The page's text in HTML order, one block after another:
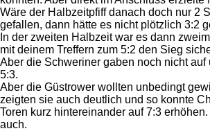
Wäre der Halbzeitpfiff danach doch nur 2
gefallen, dann hätte es nicht plötzlich 3:2
In der zweiten Halbzeit war es dann
mit deinem Treffern zum 5:2 den Sieg
Aber die Schweriner gaben noch nicht auf
5:3.
Aber die Güstrower wollten unbedingt
zeigten sie auch deutlich und so konnte
Toren kurz hintereinander auf 7:3
auch.